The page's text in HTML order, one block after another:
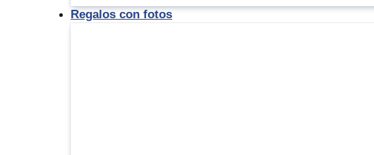
Regalos con fotos